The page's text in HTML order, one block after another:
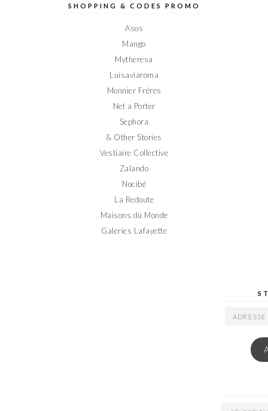
sursur sur sur sur
SHOPPING & CODES PROMO
Asos
Mango
Mytheresa
Luisaviaroma
Monnier Frères
Net a Porter
Sephora
& Other Stories
Vestiaire Collective
Zalando
Nocibé
La Redoute
Maisons du Monde
Galeries Lafayette
ADRESSE